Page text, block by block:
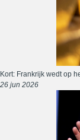
Kort: Frankrijk wedt op
26 jun 2026